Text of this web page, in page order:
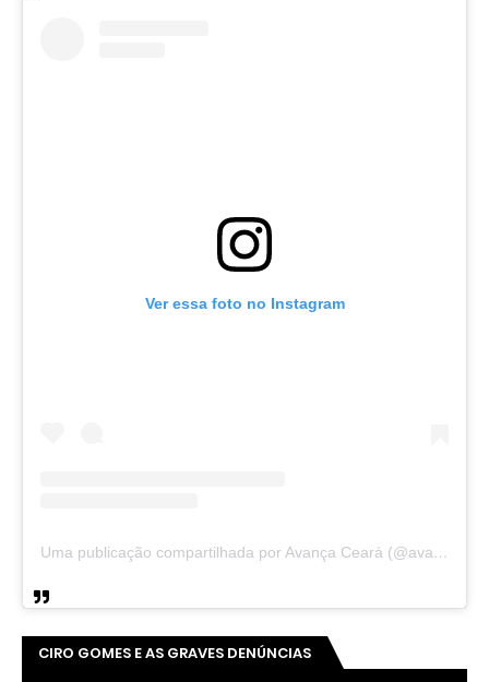
Ver essa foto no Instagram
Uma publicação compartilhada por Avança Ceará (@avancaceara)
CIRO GOMES E AS GRAVES DENÚNCIAS